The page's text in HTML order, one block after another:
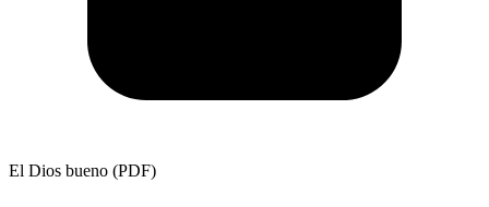
El Dios bueno (PDF)